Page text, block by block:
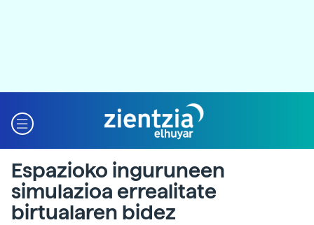
Espazioko inguruneen
simulazioa errealitate
birtualaren bidez